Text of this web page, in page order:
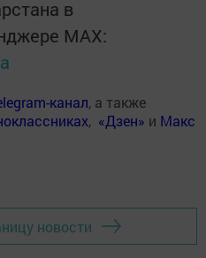
в
MАХ:
канал, а также
, «Дзен» и Макс
новости